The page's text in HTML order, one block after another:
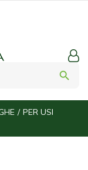
search
PER USI